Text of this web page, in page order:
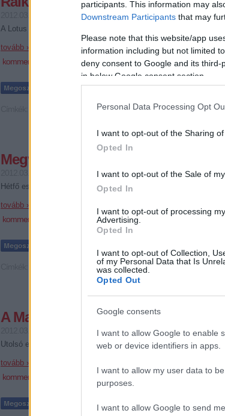
participants. This information may
Downstream Participants that may
Please note that this website/app
information including but not limited
deny consent to Google and its
in below Google consent section.
Personal Data Processing Opt
I want to opt-out of the Sharing
Opted In
I want to opt-out of the Sale of
Opted In
I want to opt-out of processing
Advertising.
Opted In
I want to opt-out of Collection,
of my Personal Data that Is
was collected.
Opted Out
Google consents
I want to allow Google to enable
web or device identifiers in apps.
I want to allow my user data to
purposes.
I want to allow Google to send
JoóGabi
A Lotus csapatfőnöke szerint képesek lesznek behozni a Red
tovább »
komment
Tetszik 0
grosjean
Megvan a HRT, teljes a mezőny
Hétfő este Barcelonában kifutott az utolsó idei új F1-autó.
tovább »
komment
A Marussia a második nem
Utolsó előttiként hétfőn bemutatták az MR01-est.
tovább »
komment
Tetszik